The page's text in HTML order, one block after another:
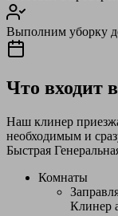
Выполним уборку
Что входит
Наш клинер
необходимым и
Быстрая
Комнаты
Клинер